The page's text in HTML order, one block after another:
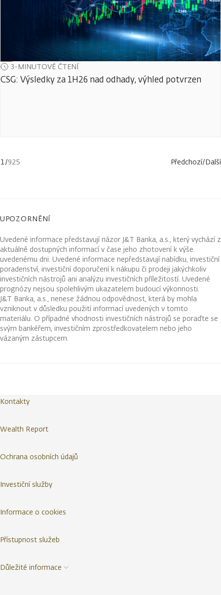
3-MINUTOVÉ ČTENÍ
CSG: Výsledky za 1H26 nad odhady, výhled potvrzen
1/925 Předchozí/Další
UPOZORNĚNÍ
Uvedené informace představují názor J&T Banka, a.s., který vychází z
aktuálně dostupných informací v čase jeho zhotovení k výše
uvedenému dni. Uvedené informace nepředstavují nabídku, investiční
poradenství, investiční doporučení k nákupu či prodeji jakýchkoliv
investičních nástrojů ani analýzu investičních příležitostí. Uvedené
prognózy nejsou spolehlivým ukazatelem budoucí výkonnosti.
J&T Banka, a.s., nenese žádnou odpovědnost, která by mohla
vzniknout v důsledku použití informací uvedených v tomto
materiálu. O případné vhodnosti investičních nástrojů se poraďte se
svým bankéřem, investičním zprostředkovatelem nebo jeho
vázaným zástupcem.
Kontakty
Wealth Report
Ochrana osobních údajů
Investiční služby
Informace o cookies
Přístupnost služeb
Důležité informace